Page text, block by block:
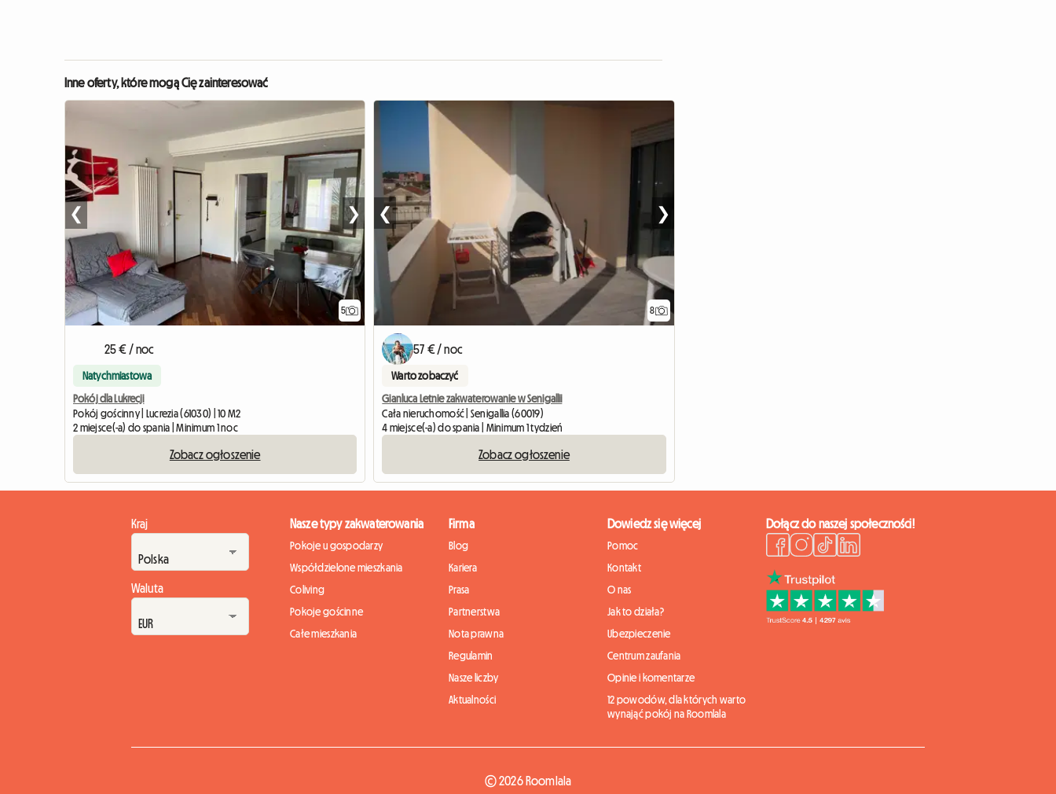
Inne oferty, które mogą Cię zainteresować
5
❮ ❯
25 € / noc
Natychmiastowa
Pokój dla Lukrecji
Pokój gościnny | Lucrezia (61030) | 10 M2
2 miejsce(-a) do spania | Minimum 1 noc
Zobacz ogłoszenie
8
❮ ❯
57 € / noc
Warto zobaczyć
Gianluca Letnie zakwaterowanie w Senigallii
Cała nieruchomość | Senigallia (60019)
4 miejsce(-a) do spania | Minimum 1 tydzień
Zobacz ogłoszenie
Kraj
Waluta
Nasze typy zakwaterowania
Pokoje u gospodarzy
Współdzielone mieszkania
Coliving
Pokoje gościnne
Całe mieszkania
Firma
Blog
Kariera
Prasa
Partnerstwa
Nota prawna
Regulamin
Nasze liczby
Aktualności
Dowiedz się więcej
Pomoc
Kontakt
O nas
Jak to działa?
Ubezpieczenie
Centrum zaufania
Opinie i komentarze
12 powodów, dla których warto
wynająć pokój na Roomlala
Dołącz do naszej społeczności!
© 2026 Roomlala